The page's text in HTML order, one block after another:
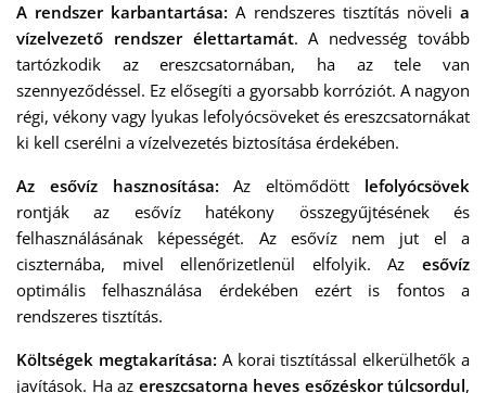
A rendszer karbantartása: A rendszeres tisztítás növelia
vízelvezető rendszer élettartamát. A nedvesség tovább
tartózkodik az ereszcsatornában, ha az tele van
szennyeződéssel. Ez elősegíti a gyorsabb korróziót. A nagyon
régi, vékony vagy lyukas lefolyócsöveket és ereszcsatornákat
ki kell cserélni a vízelvezetés biztosítása érdekében.
Az esővíz hasznosítása: Az eltömődött lefolyócsövek
rontják az esővíz hatékony összegyűjtésének és
felhasználásának képességét. Az esővíz nem jut el a
ciszternába, mivel ellenőrizetlenül elfolyik. Az esővíz
optimális felhasználása érdekében ezért is fontos a
rendszeres tisztítás.
Költségek megtakarítása: A korai tisztítással elkerülhetők a
javítások. Ha az ereszcsatorna heves esőzéskor túlcsordul,